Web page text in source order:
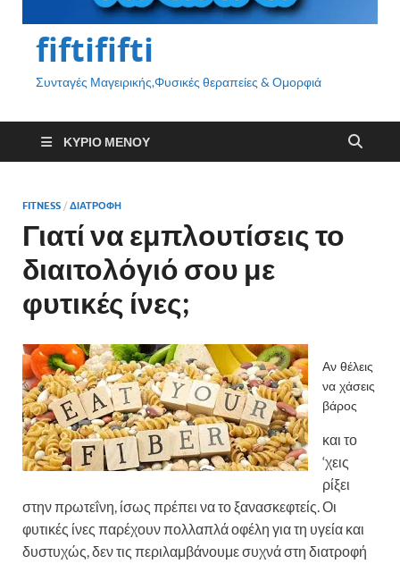
fiftififti
Συνταγές Μαγειρικής,Φυσικές θεραπείες & Ομορφιά
ΚΎΡΙΟ ΜΕΝΟΎ
FITNESS / ΔΙΑΤΡΟΦΗ
Γιατί να εμπλουτίσεις το
διαιτολόγιό σου με
φυτικές ίνες;
Αν θέλεις
να χάσεις
βάρος
και το
‘χεις
ρίξει
στην πρωτεΐνη, ίσως πρέπει να το ξανασκεφτείς. Οι
φυτικές ίνες παρέχουν πολλαπλά οφέλη για τη υγεία και
δυστυχώς, δεν τις περιλαμβάνουμε συχνά στη διατροφή